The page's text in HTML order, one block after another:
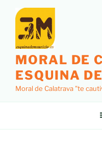
contenido
MORAL DE
ESQUINA
Moral de Calatrava "te